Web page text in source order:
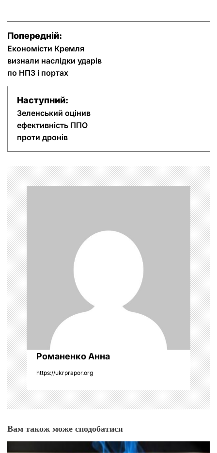
Н
а
в
ц
і
я
з
а
п
и
с
і
в
Попередній:
Економісти Кремля
визнали наслідки ударів
по НПЗ і портах
Наступний:
Зеленський оцінив
ефективність ППО
проти дронів
Романенко Анна
https://ukrprapor.org
Вам також може сподобатися